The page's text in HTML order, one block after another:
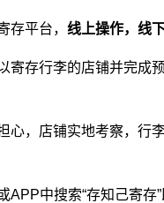
存平台， 线上操作，线
寄存行李的店铺并完成
心，店铺实地考察，行
APP中搜索“存知己寄存”